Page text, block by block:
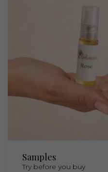
Samples
Try before you buy